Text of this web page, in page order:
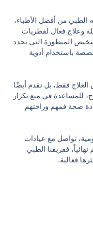
الطبي من أفضل الأطباء،
وعلاج فعال لفطريات
المتطورة التي تحدد
باستخدام أدوية
فقط، بل نقدم أيضًا
للمساعدة في منع تكرار
صحة فمهم وراحتهم
تواصل مع عيادات
ففريقنا الطبي
فعالية.